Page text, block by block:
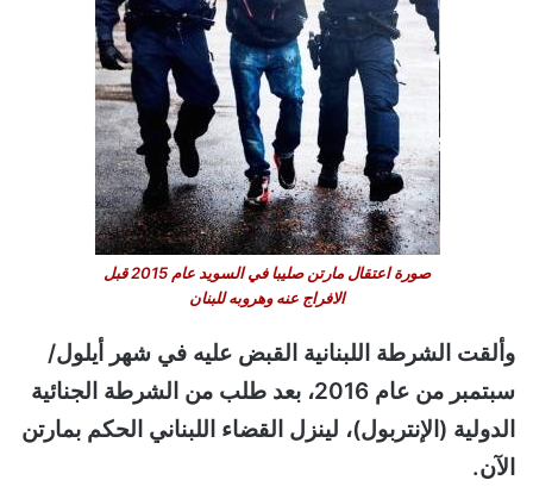
صورة اعتقال مارتن صليبا في السويد عام 2015 قبل
الافراج عنه وهروبه للبنان
وألقت الشرطة اللبنانية القبض عليه في شهر أيلول/
سبتمبر من عام 2016، بعد طلب من الشرطة الجنائية
الدولية (الإنتربول)، لينزل القضاء اللبناني الحكم بمارتن
الآن.